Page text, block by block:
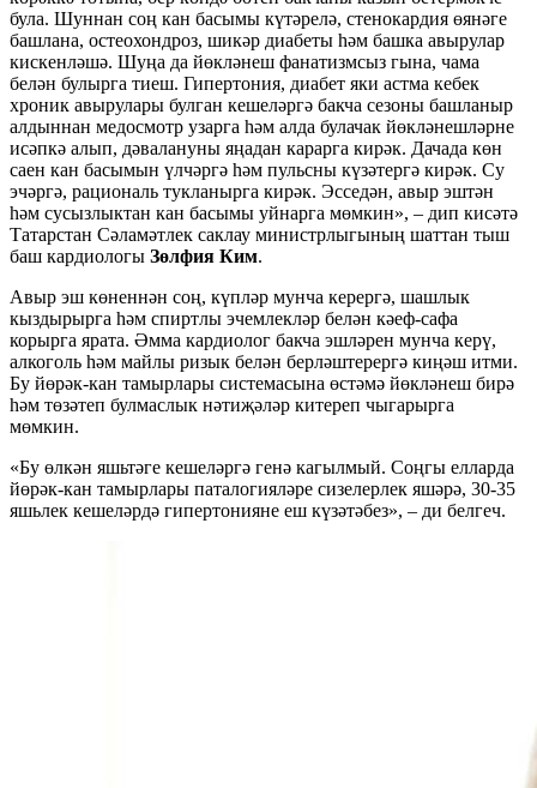
була. Шуннан соң кан басымы күтәрелә, стенокардия өянәге
башлана, остеохондроз, шикәр диабеты һәм башка авырулар
кискенләшә. Шуңа да йөкләнеш фанатизмсыз гына, чама
белән булырга тиеш. Гипертония, диабет яки астма кебек
хроник авырулары булган кешеләргә бакча сезоны башланыр
алдыннан медосмотр узарга һәм алда булачак йөкләнешләрне
исәпкә алып, дәвалануны яңадан карарга кирәк. Дачада көн
саен кан басымын үлчәргә һәм пульсны күзәтергә кирәк. Су
эчәргә, рациональ тукланырга кирәк. Эсседән, авыр эштән
һәм сусызлыктан кан басымы уйнарга мөмкин», – дип кисәтә
Татарстан Сәламәтлек саклау министрлыгының шаттан тыш
баш кардиологы Зөлфия Ким.
Авыр эш көненнән соң, күпләр мунча керергә, шашлык
кыздырырга һәм спиртлы эчемлекләр белән кәеф-сафа
корырга ярата. Әмма кардиолог бакча эшләрен мунча керү,
алкоголь һәм майлы ризык белән берләштерергә киңәш итми.
Бу йөрәк-кан тамырлары системасына өстәмә йөкләнеш бирә
һәм төзәтеп булмаслык нәтиҗәләр китереп чыгарырга
мөмкин.
«Бу өлкән яшьтәге кешеләргә генә кагылмый. Соңгы елларда
йөрәк-кан тамырлары паталогияләре сизелерлек яшәрә, 30-35
яшьлек кешеләрдә гипертонияне еш күзәтәбез», – ди белгеч.